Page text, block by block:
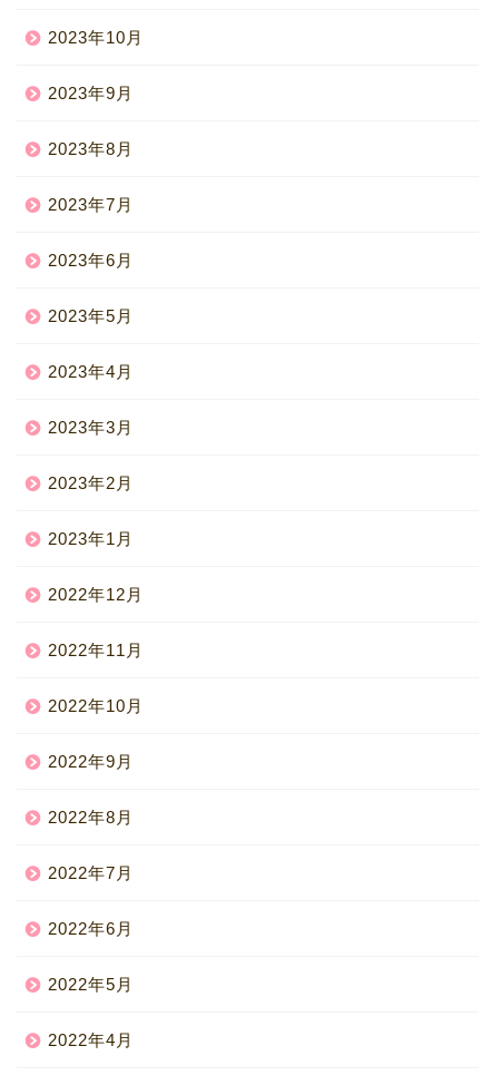
2023年10月
2023年9月
2023年8月
2023年7月
2023年6月
2023年5月
2023年4月
2023年3月
2023年2月
2023年1月
2022年12月
2022年11月
2022年10月
2022年9月
2022年8月
2022年7月
2022年6月
2022年5月
2022年4月